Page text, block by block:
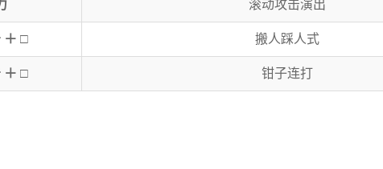
滚动攻击演出
＋ □ 搬人踩人式
＋ □ 钳子连打